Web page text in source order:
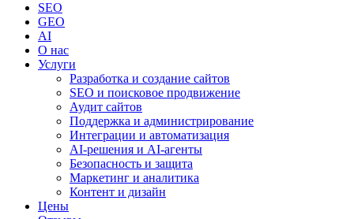
SEO
GEO
AI
О нас
Услуги
Разработка и создание сайтов
SEO и поисковое продвижение
Аудит сайтов
Поддержка и администрирование
Интеграции и автоматизация
AI-решения и AI-агенты
Безопасность и защита
Маркетинг и аналитика
Контент и дизайн
Цены